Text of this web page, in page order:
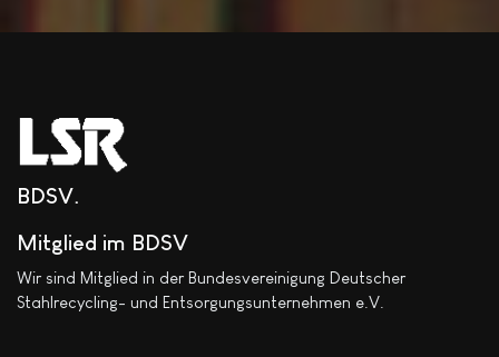
BDSV
Mitglied im BDSV
Wir sind Mitglied in der Bundesvereinigung Deutscher
Stahlrecycling- und Entsorgungsunternehmen e.V.